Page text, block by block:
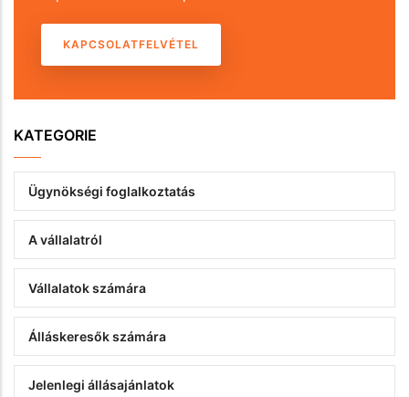
KAPCSOLATFELVÉTEL
KATEGORIE
Ügynökségi foglalkoztatás
A vállalatról
Vállalatok számára
Álláskeresők számára
Jelenlegi állásajánlatok